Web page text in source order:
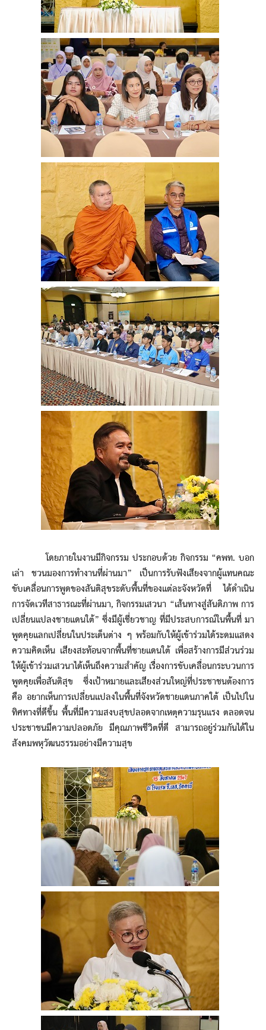
โดยภายในงานมีกิจกรรม ประกอบด้วย กิจกรรม “คพท. บอก
เล่า ชวนมองการทำงานที่ผ่านมา” เป็นการรับฟังเสียงจากผู้แทนคณะ
ขับเคลื่อนการพูดของสันติสุขระดับพื้นที่ของแต่ละจังหวัดที่ ได้ดำเนิน
การจัดเวทีสาธารณะที่ผ่านมา, กิจกรรมเสวนา “เส้นทางสู่สันติภาพ การ
เปลี่ยนแปลงชายแดนใต้” ซึ่งมีผู้เชี่ยวชาญ ที่มีประสบการณ์ในพื้นที่ มา
พูดคุยแลกเปลี่ยนในประเด็นต่าง ๆ พร้อมกับให้ผู้เข้าร่วมได้ระดมแสดง
ความคิดเห็น เสียงสะท้อนจากพื้นที่ชายแดนใต้ เพื่อสร้างการมีส่วนร่วม
ให้ผู้เข้าร่วมเสวนาได้เห็นถึงความสำคัญ เรื่องการขับเคลื่อนกระบวนการ
พูดคุยเพื่อสันติสุข ซึ่งเป้าหมายและเสียงส่วนใหญ่ที่ประชาชนต้องการ
คือ อยากเห็นการเปลี่ยนแปลงในพื้นที่จังหวัดชายแดนภาคใต้ เป็นไปใน
ทิศทางที่ดีขึ้น พื้นที่มีความสงบสุขปลอดจากเหตุความรุนแรง ตลอดจน
ประชาชนมีความปลอดภัย มีคุณภาพชีวิตที่ดี สามารถอยู่ร่วมกันได้ใน
สังคมพหุวัฒนธรรมอย่างมีความสุข